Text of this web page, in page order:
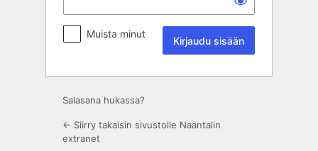
Muista minut
Salasana hukassa?
← Siirry takaisin sivustolle Naantalin
extranet